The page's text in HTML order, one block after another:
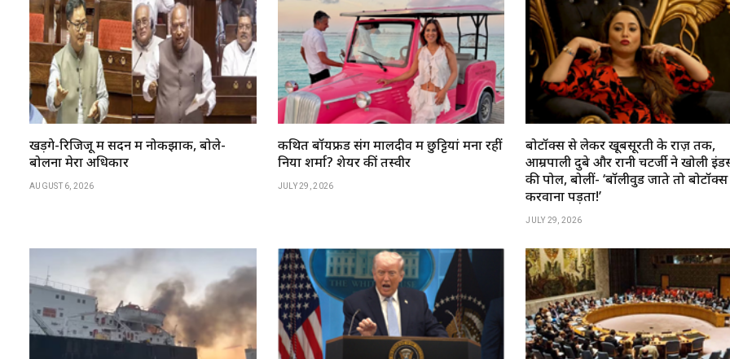
खड़गे-रिजिजू में सदन में नोकझोंक, बोले-
बोलना मेरा अधिकार
AUGUST 6, 2026
कथित बॉयफ्रेंड संग मालदीव में छुट्टियां मना रहीं
निया शर्मा? शेयर कीं तस्वीरें
JULY 29, 2026
बोटॉक्स से लेकर खूबसूरती के राज़ तक,
आम्रपाली दुबे और रानी चटर्जी ने खोली
की पोल, बोलीं- ‘बॉलीवुड जाते तो बोटॉक्स
करवाना पड़ता!’
JULY 29, 2026